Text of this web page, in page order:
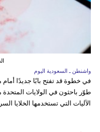
واشنطن ـ السعودية اليوم
في خطوة قد تفتح بابًا جديدًا
طوّر باحثون في الولايات المتحدة
الآليات التي تستخدمها الخلايا